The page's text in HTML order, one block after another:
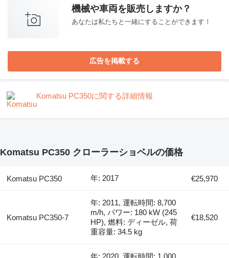
機械や車両を販売しますか？
あなたは私たちと一緒にすることができます！
広告を掲載する
Komatsu PC350に関する詳細情報
Komatsu PC350 クローラーショベルの価格
Komatsu PC350 年: 2017 €25,970
Komatsu PC350-7
年: 2011, 運転時間: 8,700
m/h, パワー: 180 kW (245
HP), 燃料: ディーゼル, 荷
重容量: 34.5 kg
€18,520
年: 2020, 運転時間: 1,000